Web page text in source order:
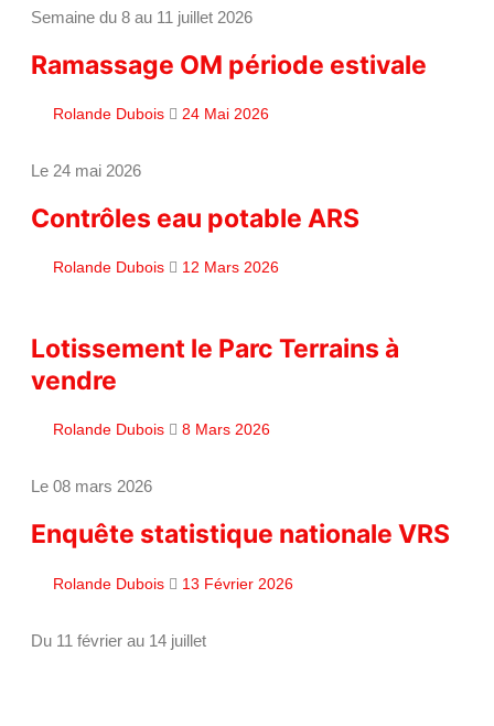
Semaine du 8 au 11 juillet 2026
Ramassage OM période estivale
Rolande Dubois 24 Mai 2026
Le 24 mai 2026
Contrôles eau potable ARS
Rolande Dubois 12 Mars 2026
Lotissement le Parc Terrains à
vendre
Rolande Dubois 8 Mars 2026
Le 08 mars 2026
Enquête statistique nationale VRS
Rolande Dubois 13 Février 2026
Du 11 février au 14 juillet